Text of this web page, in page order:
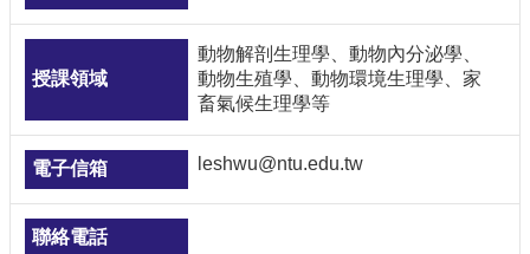
動物解剖生理學、動物內分泌學、
動物生殖學、動物環境生理學、家
畜氣候生理學等
leshwu@ntu.edu.tw